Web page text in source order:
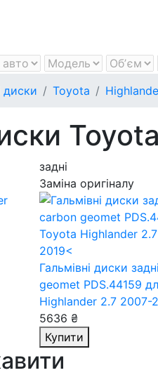
диски Toyota
задні
Заміна оригіналу
Гальмівні диски
geomet PDS.44159
Highlander 2.7 2007-
5636 ₴
Купити